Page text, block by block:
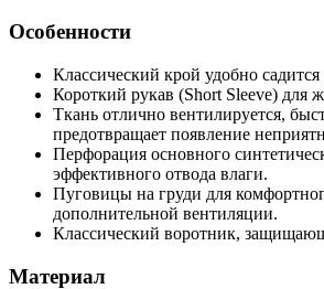
Особенности
Классический крой удобно
Короткий рукав (Short Sleeve) для
Ткань отлично вентилируется,
предотвращает появление
Перфорация основного
эффективного отвода влаги.
Пуговицы на груди для
дополнительной вентиляции.
Классический воротник,
Материал